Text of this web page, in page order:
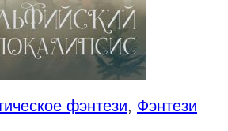
фэнтези, Фэнтези